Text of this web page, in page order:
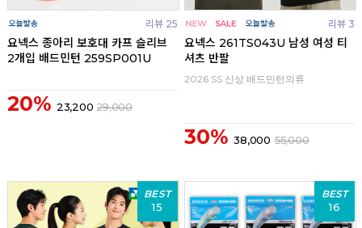
리뷰 25
요넥스 종아리 보호대 카프 슬리브
2개입 배드민턴 259SP001U
20% 23,200 29,000
리뷰 3
요넥스 261TS043U 남성 여성 티
셔츠 반팔
2026 SS 신상 배드민턴의류
30% 38,000 55,000
BEST
15
BEST
16